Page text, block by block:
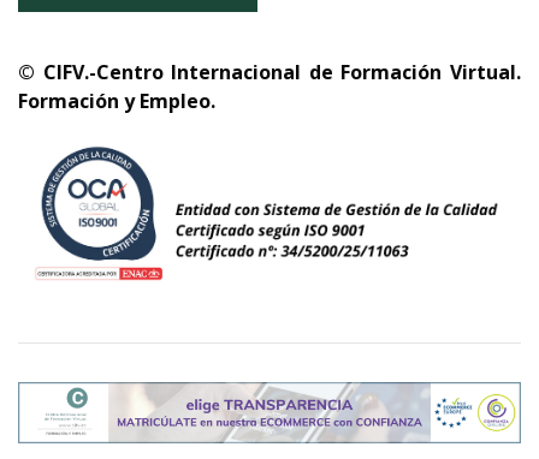
© CIFV.-Centro Internacional de Formación Virtual.
Formación y Empleo.